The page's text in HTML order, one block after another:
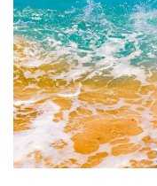
Artes visuales
Ciencia
Cine y televisión
Ciudad
Cómics
Críticas